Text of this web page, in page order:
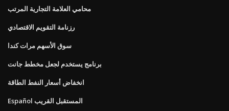
محامي العلامة التجارية المرتب
رزنامة التقويم الاقتصادي
سوق الأسهم مرات كندا
برنامج يستخدم لجعل مخطط جانت
انخفاض أسعار النفط الطاقة
Español المستقبل القريب